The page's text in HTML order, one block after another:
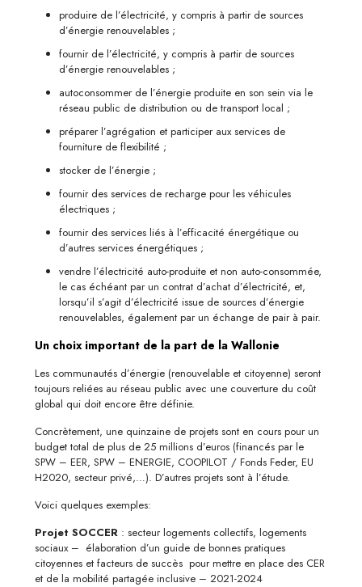
produire de l’électricité, y compris à partir de sources
d’énergie renouvelables ;
fournir de l’électricité, y compris à partir de sources
d’énergie renouvelables ;
autoconsommer de l’énergie produite en son sein via le
réseau public de distribution ou de transport local ;
préparer l’agrégation et participer aux services de
fourniture de flexibilité ;
stocker de l’énergie ;
fournir des services de recharge pour les véhicules
électriques ;
fournir des services liés à l’efficacité énergétique ou
d’autres services énergétiques ;
vendre l’électricité auto-produite et non auto-consommée,
le cas échéant par un contrat d’achat d’électricité, et,
lorsqu’il s’agit d’électricité issue de sources d’énergie
renouvelables, également par un échange de pair à pair.
Un choix important de la part de la Wallonie
Les communautés d’énergie (renouvelable et citoyenne) seront
toujours reliées au réseau public avec une couverture du coût
global qui doit encore être définie.
Concrètement, une quinzaine de projets sont en cours pour un
budget total de plus de 25 millions d’euros (financés par le
SPW – EER, SPW – ENERGIE, COOPILOT / Fonds Feder, EU
H2020, secteur privé,…). D’autres projets sont à l’étude.
Voici quelques exemples:
Projet SOCCER : secteur logements collectifs, logements
sociaux – élaboration d’un guide de bonnes pratiques
citoyennes et facteurs de succès pour mettre en place des CER
et de la mobilité partagée inclusive – 2021-2024